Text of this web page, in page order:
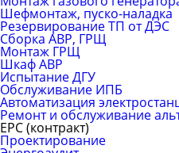
Шефмонтаж, пуско-наладка
Резервирование ТП от ДЭС
Сборка АВР, ГРЩ
Монтаж ГРЩ
Шкаф АВР
Испытание ДГУ
Обслуживание ИПБ
Автоматизация
Ремонт и обслуживание
ЕРС (контракт)
Проектирование